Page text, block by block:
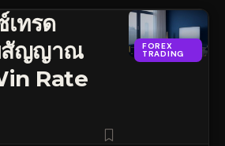
FOREX
TRADING
ทรด
สัญญาณ
Rate